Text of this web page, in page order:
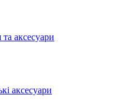
та аксесуари
аксесуари